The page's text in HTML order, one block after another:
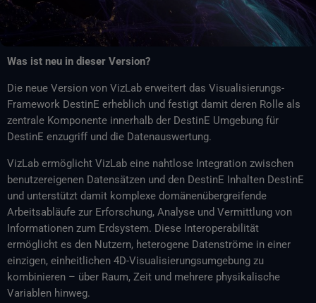
Was ist neu in dieser Version?
Die neue Version von VizLab erweitert das Visualisierungs-
Framework DestinE erheblich und festigt damit deren Rolle als
zentrale Komponente innerhalb der DestinE Umgebung für
DestinE enzugriff und die Datenauswertung.
VizLab ermöglicht VizLab eine nahtlose Integration zwischen
benutzereigenen Datensätzen und den DestinE Inhalten DestinE
und unterstützt damit komplexe domänenübergreifende
Arbeitsabläufe zur Erforschung, Analyse und Vermittlung von
Informationen zum Erdsystem. Diese Interoperabilität
ermöglicht es den Nutzern, heterogene Datenströme in einer
einzigen, einheitlichen 4D-Visualisierungsumgebung zu
kombinieren – über Raum, Zeit und mehrere physikalische
Variablen hinweg.